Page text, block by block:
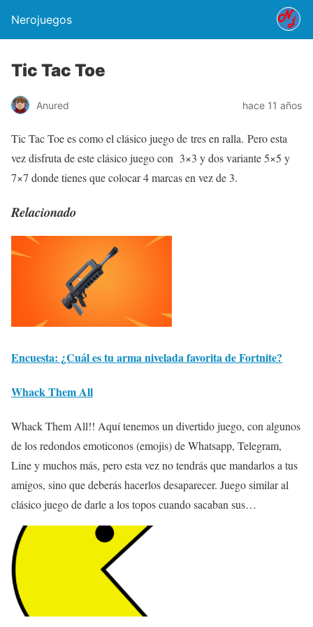
Nerojuegos
Tic Tac Toe
Anured hace 11 años
Tic Tac Toe es como el clásico juego de tres en ralla. Pero esta
vez disfruta de este clásico juego con 3×3 y dos variante 5×5 y
7×7 donde tienes que colocar 4 marcas en vez de 3.
Relacionado
Encuesta: ¿Cuál es tu arma nivelada favorita de Fortnite?
Whack Them All
Whack Them All!! Aquí tenemos un divertido juego, con algunos
de los redondos emoticonos (emojis) de Whatsapp, Telegram,
Line y muchos más, pero esta vez no tendrás que mandarlos a tus
amigos, sino que deberás hacerlos desaparecer. Juego similar al
clásico juego de darle a los topos cuando sacaban sus…